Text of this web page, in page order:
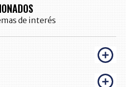
de interés